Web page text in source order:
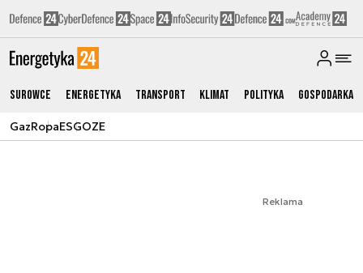
Surowce Energetyka Transport Klimat Polityka Gospodarka
GazRopaESGOZE
Reklama